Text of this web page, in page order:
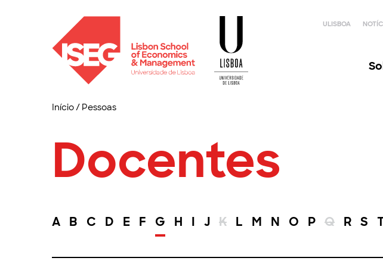
ULISBOA
Início/ Pessoas
Docentes
A B C D E F G H I J K L M N O P Q R S